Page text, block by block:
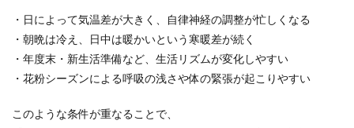
・日によって気温差が大きく、自律神経の調整が忙しくなる
・朝晩は冷え、日中は暖かいという寒暖差が続く
・年度末・新生活準備など、生活リズムが変化しやすい
・花粉シーズンによる呼吸の浅さや体の緊張が起こりやすい
このような条件が重なることで、